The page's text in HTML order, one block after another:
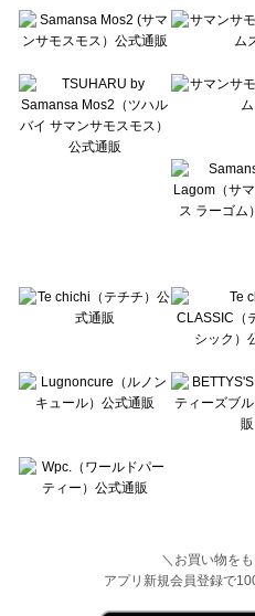
Te chichi（テチチ）の一覧
Te chichi CLASSIC（テチチ クラシック）の
Lugnoncure（ルノンキュール）の一覧
BETTY'S BLUE（べティーズブルー）の一覧
Wpc.（ワールドパーティー）の一覧
＼お買い物を
アプリ新規会員登録で